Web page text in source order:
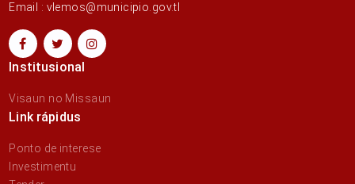
Email : vlemos@municipio.gov.tl
Institusional
Visaun no Missaun
Link rápidus
Ponto de interese
Investimentu